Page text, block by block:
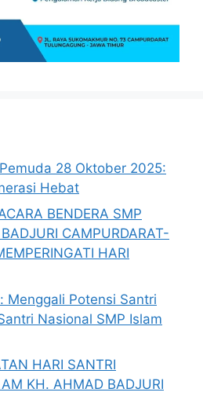
28 Oktober 2025:
Hebat
BENDERA SMP
CAMPURDARAT-
HARI
Menggali Potensi Santri
Nasional SMP Islam
HARI SANTRI
KH. AHMAD BADJURI